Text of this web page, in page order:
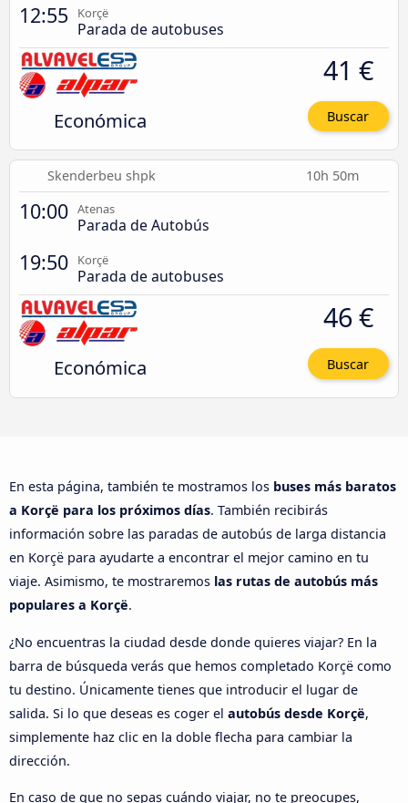
12:55 Korçë
Parada de autobuses
Económica
41 €
Buscar
Skenderbeu shpk 10h 50m
10:00 Atenas
Parada de Autobús
19:50 Korçë
Parada de autobuses
Económica
46 €
Buscar
En esta página, también te mostramos los buses más baratos
a Korçë para los próximos días. También recibirás
información sobre las paradas de autobús de larga distancia
en Korçë para ayudarte a encontrar el mejor camino en tu
viaje. Asimismo, te mostraremos las rutas de autobús más
populares a Korçë.
¿No encuentras la ciudad desde donde quieres viajar? En la
barra de búsqueda verás que hemos completado Korçë como
tu destino. Únicamente tienes que introducir el lugar de
salida. Si lo que deseas es coger el autobús desde Korçë,
simplemente haz clic en la doble flecha para cambiar la
dirección.
En caso de que no sepas cuándo viajar, no te preocupes,